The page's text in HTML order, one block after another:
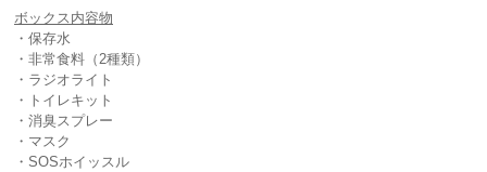
ボックス内容物
・保存水
・非常食料（2種類）
・ラジオライト
・トイレキット
・消臭スプレー
・マスク
・SOSホイッスル